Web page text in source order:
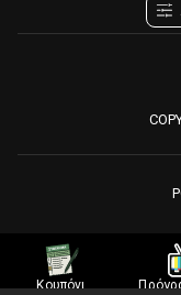
Κουπόνι